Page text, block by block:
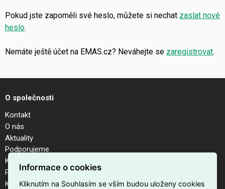
Pokud jste zapoměli své heslo, můžete si nechat zaslat nové
heslo.
Nemáte ještě účet na EMAS.cz? Neváhejte se zaregistrovat.
O společnosti
Kontakt
O nás
Aktuality
Podporujeme
Kalendář akcí
Pobočky
Kariéra
Informace o cookies
Kliknutím na Souhlasím se vším budou uloženy cookies